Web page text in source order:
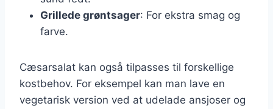
Grillede grøntsager: For ekstra smag og
farve.
Cæsarsalat kan også tilpasses til forskellige
kostbehov. For eksempel kan man lave en
vegetarisk version ved at udelade ansjoser og